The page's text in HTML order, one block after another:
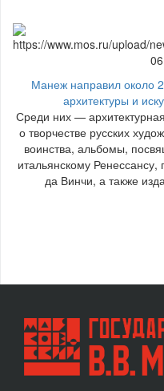
Манеж направил около
архитектуры и
Среди них —
о творчестве русских
воинства, альбомы,
итальянскому
да Винчи, а также